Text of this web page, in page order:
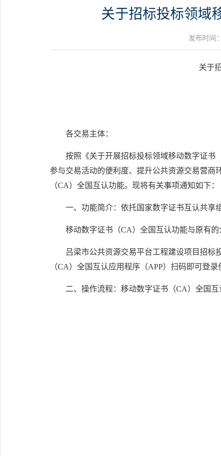
关于招标投标领域
发布时间
关于
各交易主体：
按照《关于开展招标投标领域移动数字证书
参与交易活动的便利度、提升公共资源交易营商
（CA）全国互认功能。现将有关事项通知如下：
一、功能简介：依托国家数字证书互认共享
移动数字证书（CA）全国互认功能与原有
吕梁市公共资源交易平台工程建设项目招标
（CA）全国互认应用程序（APP）扫码即可登录
二、操作流程：移动数字证书（CA）全国互